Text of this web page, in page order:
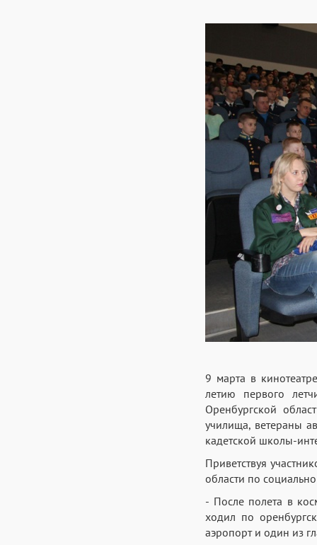
9 марта в
летию первого
Оренбургской
училища, ветераны
кадетской школы-
Приветствуя
области по
- После полета в
ходил по
аэропорт и один из